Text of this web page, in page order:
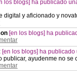
los blogs] ha publicado
digital y aficionado y
[en los blogs] ha
[en los blogs] ha publicado
publicar, ayudenme no se